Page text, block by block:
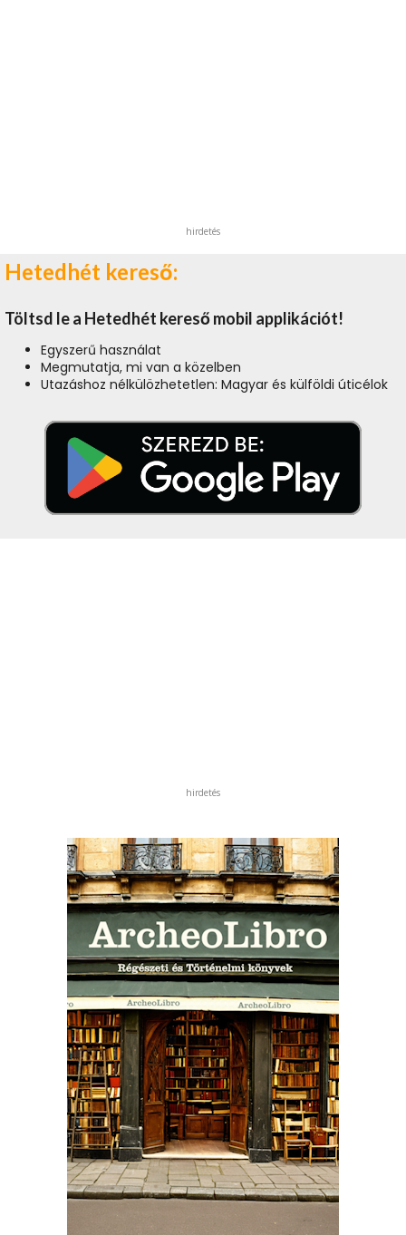
hirdetés
Hetedhét kereső:
Töltsd le a Hetedhét kereső mobil applikációt!
Egyszerű használat
Megmutatja, mi van a közelben
Utazáshoz nélkülözhetetlen: Magyar és külföldi úticélok
hirdetés